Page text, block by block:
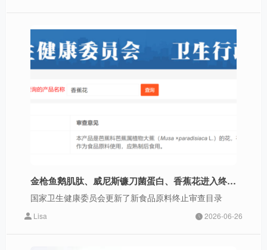
金枪鱼鹅肌肽、威尼斯镰刀菌蛋白、香蕉花进入终止审查名单，目录累计达102个
国家卫生健康委员会更新了新食品原料终止审查目录
Lisa 2026-06-26